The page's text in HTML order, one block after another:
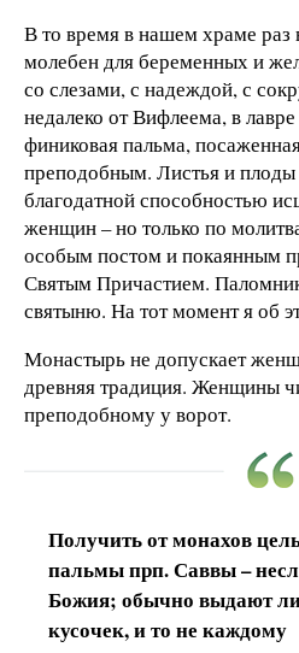
В то время в нашем храме раз
молебен для беременных и
со слезами, с надеждой, с
недалеко от Вифлеема, в
финиковая пальма,
преподобным. Листья и плоды
благодатной способностью
женщин – но только по
особым постом и покаянным
Святым Причастием.
святыню. На тот момент я об
Монастырь не допускает
древняя традиция. Женщины
преподобному у ворот.
Получить от монахов
пальмы прп. Саввы –
Божия; обычно выдают
кусочек, и то не каждому